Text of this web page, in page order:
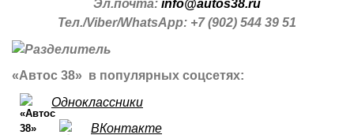
Эл.почта: info@autos38.ru
Тел./Viber/WhatsApp: +7 (902) 544 39 51
«Автос 38» в популярных соцсетях:
Одноклассники
ВКонтакте